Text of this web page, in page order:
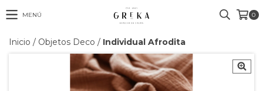
MENÚ 0
Inicio / Objetos Deco / Individual Afrodita